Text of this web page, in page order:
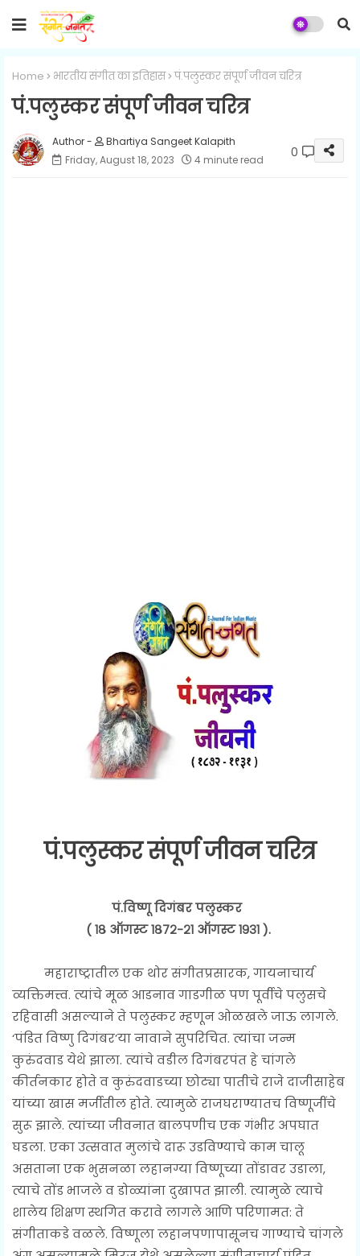
Home भारतीय संगीत का इतिहास पं.पलुस्कर संपूर्ण जीवन चरित्र
पं.पलुस्कर संपूर्ण जीवन चरित्र
Bhartiya Sangeet Kalapith
Friday, August 18, 2023
4 minute read 0
पं.पलुस्कर संपूर्ण जीवन चरित्र
पं.विष्णू दिगंबर पलुस्कर
( १८ ऑगस्ट १८७२-२१ ऑगस्ट १९३१ ).
महाराष्ट्रातील एक थोर संगीतप्रसारक, गायनाचार्य
व्यक्तिमत्त्व. त्यांचे मूळ आडनाव गाडगीळ पण पूर्वीचे पलुसचे
रहिवासी असल्याने ते पलुस्कर म्हणून ओळखले जाऊ लागले.
‘पंडित विष्णु दिगंबर’या नावाने सुपरिचित. त्यांचा जन्म
कुरुंदवाड येथे झाला. त्यांचे वडील दिगंबरपंत हे चांगले
कीर्तनकार होते व कुरुंदवाडच्या छोट्या पातीचे राजे दाजीसाहेब
यांच्या खास मर्जीतील होते. त्यामुळे राजघराण्यातच विष्णूजींचे
सुरू झाले. त्यांच्या जीवनात बालपणीच एक गंभीर अपघात
घडला. एका उत्सवात मुलांचे दारू उडविण्याचे काम चालू
असताना एक भुसनळा लहानग्या विष्णूच्या तोंडावर उडाला,
त्याचे तोंड भाजले व डोळ्यांना दुखापत झाली. त्यामुळे त्याचे
शालेय शिक्षण स्थगित करावे लागले आणि परिणामत: ते
संगीताकडे वळले. विष्णूला लहानपणापासूनच गाण्याचे चांगले